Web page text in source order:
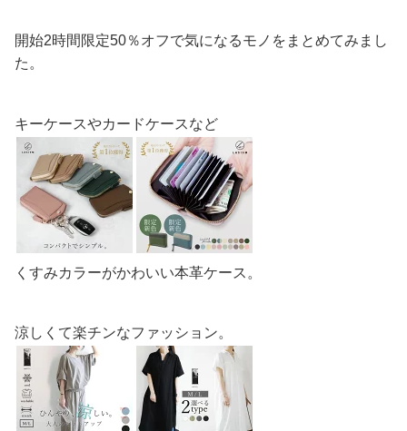
開始2時間限定50％オフで気になるモノをまとめてみまし
た。
キーケースやカードケースなど
くすみカラーがかわいい本革ケース。
涼しくて楽チンなファッション。